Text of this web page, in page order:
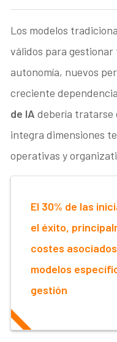
Los modelos
válidos para gestionar
autonomía, nuevos
creciente
de IA debería tratarse
integra dimensiones
operativas y
El 30% de las
el éxito,
costes
modelos
gestión